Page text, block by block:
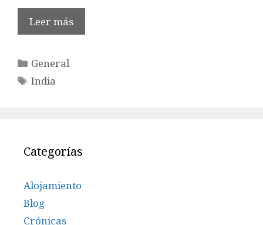
Leer más
Categorías
General
Etiquetas
India
Categorías
Alojamiento
Blog
Crónicas